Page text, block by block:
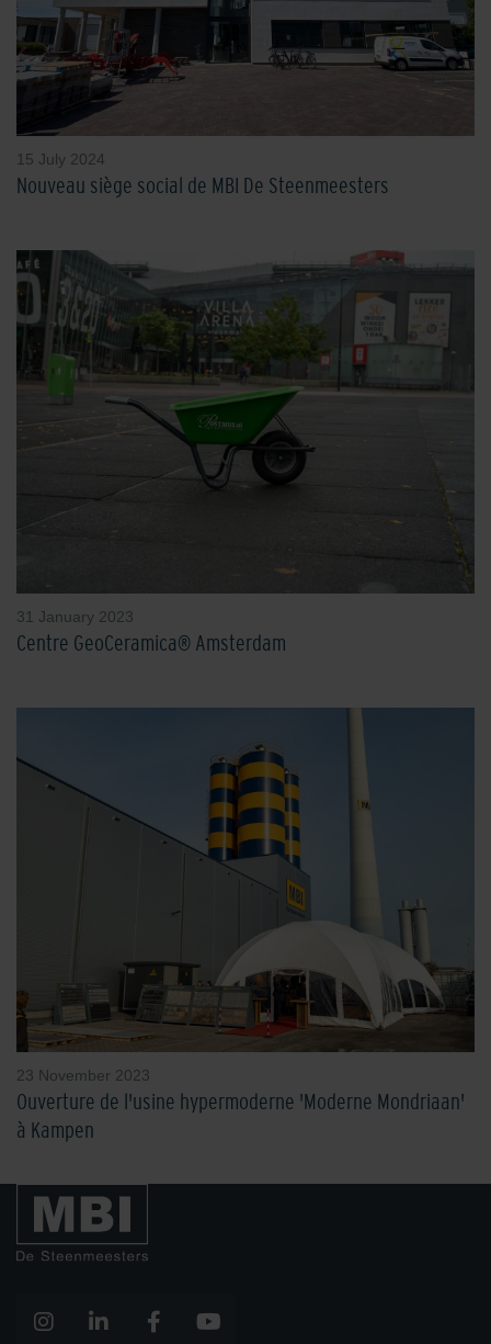
15 July 2024
Nouveau siège social de MBI De Steenmeesters
31 January 2023
Centre GeoCeramica® Amsterdam
23 November 2023
Ouverture de l'usine hypermoderne 'Moderne Mondriaan'
à Kampen